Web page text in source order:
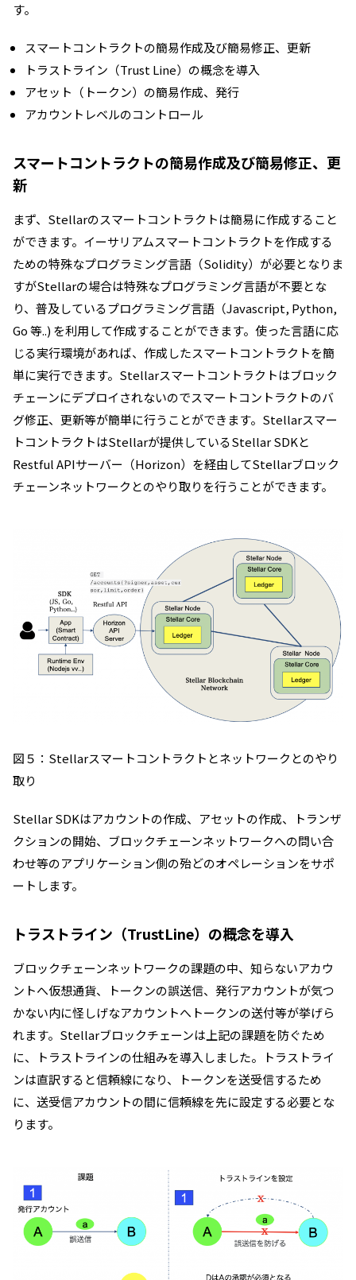
す。
スマートコントラクトの簡易作成及び簡易修正、更新
トラストライン（Trust Line）の概念を導入
アセット（トークン）の簡易作成、発行
アカウントレベルのコントロール
スマートコントラクトの簡易作成及び簡易修正、更
新
まず、Stellarのスマートコントラクトは簡易に作成すること
ができます。 イーサリアムスマートコントラクトを作成する
ための特殊なプログラミング言語（Solidity）が必要となりま
すがStellarの場合は特殊なプログラミング言語が不要とな
り、普及しているプログラミング言語（Javascript, Python,
Go 等..) を利用して作成することができます。使った言語に応
じる実行環境があれば、作成したスマートコントラクトを簡
単に実行できます。Stellarスマートコントラクトはブロック
チェーンにデプロイされないのでスマートコントラクトのバ
グ修正、更新等が簡単に行うことができます。 Stellarスマー
トコントラクトはStellarが提供しているStellar SDKと
Restful APIサーバー（Horizon）を経由してStellarブロック
チェーンネットワークとのやり取りを行うことができます。
図５：Stellarスマートコントラクトとネットワークとのやり
取り
Stellar SDKはアカウントの作成、アセットの作成、トランザ
クションの開始、 ブロックチェーンネットワークへの問い合
わせ等のアプリケーション側の殆どのオペレーションをサポ
ートします。
トラストライン（TrustLine）の概念を導入
ブロックチェーンネットワークの課題の中、知らないアカウ
ントへ仮想通貨、トークンの誤送信、発行アカウントが気つ
かない内に怪しげなアカウントへトークンの送付等が挙げら
れます。 Stellarブロックチェーンは上記の課題を防ぐため
に、トラストラインの仕組みを導入しました。トラストライ
ンは直訳すると信頼線になり、トークンを送受信するため
に、送受信アカウントの間に信頼線を先に設定する必要とな
ります。